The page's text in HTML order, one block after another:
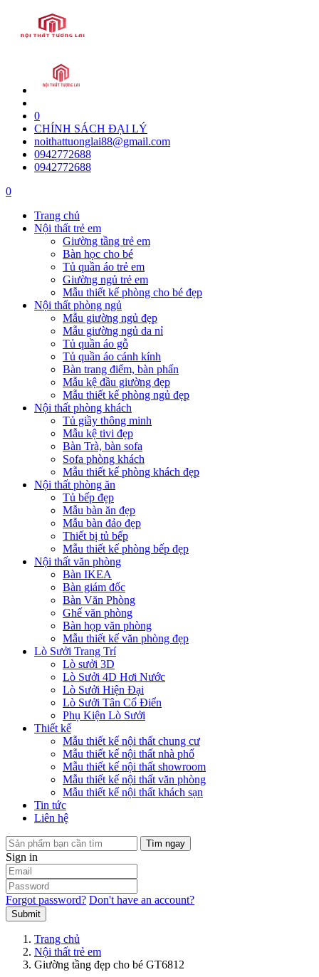
0
CHÍNH SÁCH ĐẠI LÝ
noithattuonglai88@gmail.com
0942772688
0942772688
0
Trang chủ
Nội thất trẻ em
Giường tầng trẻ em
Bàn học cho bé
Tủ quần áo trẻ em
Giường ngủ trẻ em
Mẫu thiết kế phòng cho bé đẹp
Nội thất phòng ngủ
Mẫu giường ngủ đẹp
Mẫu giường ngủ da nỉ
Tủ quần áo gỗ
Tủ quần áo cánh kính
Bàn trang điểm, bàn phấn
Mẫu kệ đầu giường đẹp
Mẫu thiết kế phòng ngủ đẹp
Nội thất phòng khách
Tủ giầy thông minh
Mẫu kệ tivi đẹp
Bàn Trà, bàn sofa
Sofa phòng khách
Mẫu thiết kế phòng khách đẹp
Nội thất phòng ăn
Tủ bếp đẹp
Mẫu bàn ăn đẹp
Mẫu bàn đảo đẹp
Thiết bị tủ bếp
Mẫu thiết kế phòng bếp đẹp
Nội thất văn phòng
Bàn IKEA
Bàn giám đốc
Bàn Văn Phòng
Ghế văn phòng
Bàn họp văn phòng
Mẫu thiết kế văn phòng đẹp
Lò Sưởi Trang Trí
Lò sưởi 3D
Lò Sưởi 4D Hơi Nước
Lò Sưởi Hiện Đại
Lò Sưởi Tân Cổ Điển
Phụ Kiện Lò Sưởi
Thiết kế
Mẫu thiết kế nội thất chung cư
Mẫu thiết kế nội thất nhà phố
Mẫu thiết kế nội thất showroom
Mẫu thiết kế nội thất văn phòng
Mẫu thiết kế nội thất khách sạn
Tin tức
Liên hệ
Tìm ngay
Sign in
Forgot password? Don't have an account?
Submit
Trang chủ
Nội thất trẻ em
Giường tầng đẹp cho bé GT6812